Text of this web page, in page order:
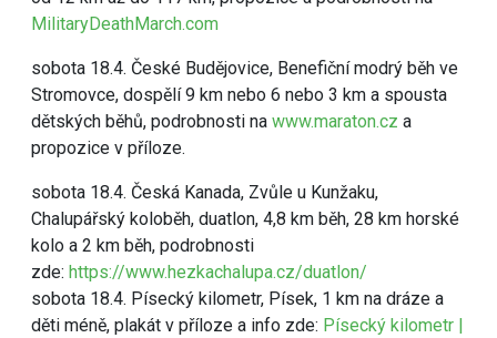
MilitaryDeathMarch.com
sobota 18.4. České Budějovice, Benefiční modrý běh ve
Stromovce, dospělí 9 km nebo 6 nebo 3 km a spousta
dětských běhů, podrobnosti na www.maraton.cz a
propozice v příloze.
sobota 18.4. Česká Kanada, Zvůle u Kunžaku,
Chalupářský koloběh, duatlon, 4,8 km běh, 28 km horské
kolo a 2 km běh, podrobnosti
zde: https://www.hezkachalupa.cz/duatlon/
sobota 18.4. Písecký kilometr, Písek, 1 km na dráze a
děti méně, plakát v příloze a info zde: Písecký kilometr |